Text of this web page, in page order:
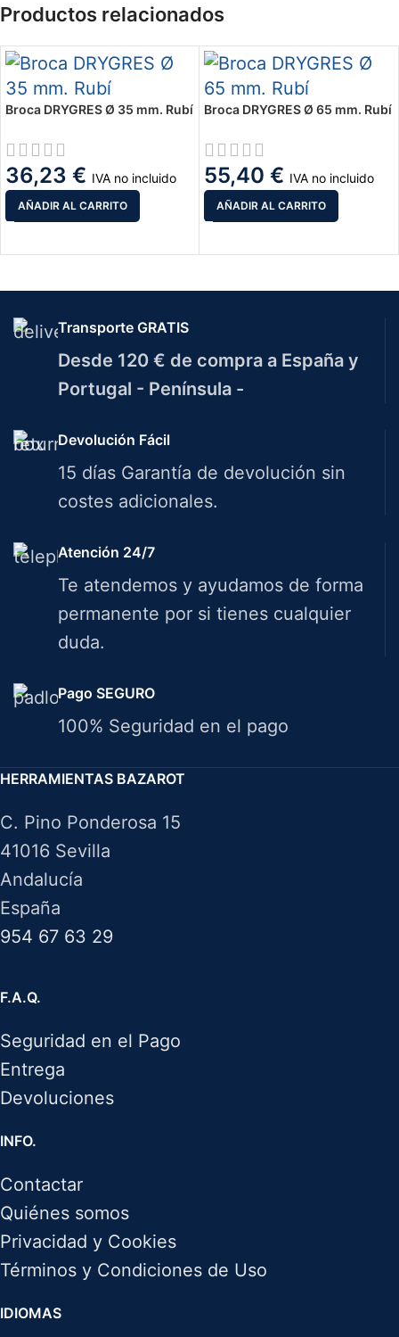
Productos relacionados
Broca DRYGRES Ø 35 mm. Rubí
36,23 € IVA no incluido
AÑADIR AL CARRITO
Broca DRYGRES Ø 65 mm. Rubí
55,40 € IVA no incluido
AÑADIR AL CARRITO
Transporte GRATIS
Desde 120 € de compra a España y
Portugal - Península -
Devolución Fácil
15 días Garantía de devolución sin
costes adicionales.
Atención 24/7
Te atendemos y ayudamos de forma
permanente por si tienes cualquier
duda.
Pago SEGURO
100% Seguridad en el pago
HERRAMIENTAS BAZAROT
C. Pino Ponderosa 15
41016 Sevilla
Andalucía
España
954 67 63 29
F.A.Q.
Seguridad en el Pago
Entrega
Devoluciones
INFO.
Contactar
Quiénes somos
Privacidad y Cookies
Términos y Condiciones de Uso
IDIOMAS